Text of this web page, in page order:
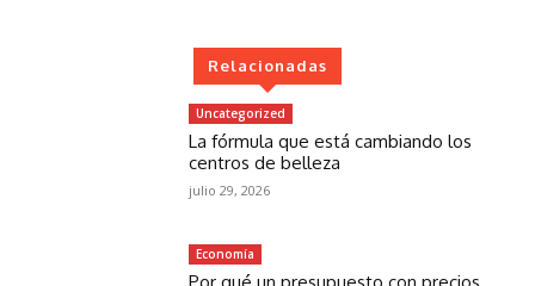
Relacionadas
Uncategorized
La fórmula que está cambiando los
centros de belleza
julio 29, 2026
Economía
Por qué un presupuesto con precios